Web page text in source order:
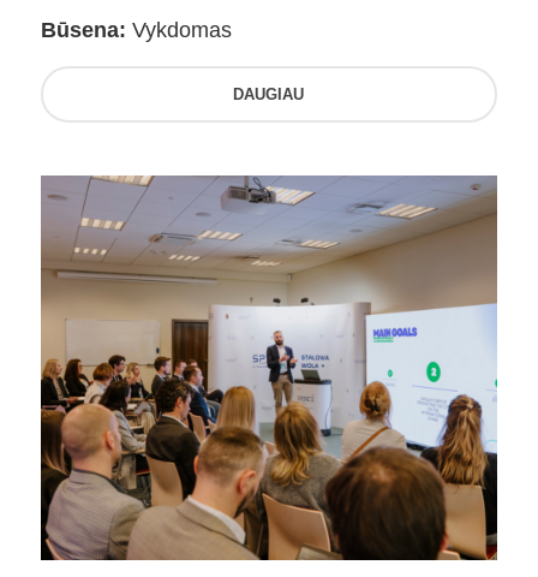
Būsena: Vykdomas
DAUGIAU